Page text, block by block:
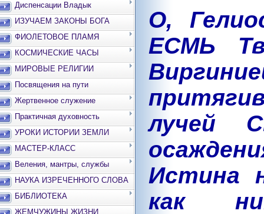
Диспенсации Владык
ИЗУЧАЕМ ЗАКОНЫ БОГА
ФИОЛЕТОВОЕ ПЛАМЯ
КОСМИЧЕСКИЕ ЧАСЫ
МИРОВЫЕ РЕЛИГИИ
Посвящения на пути
Жертвенное служение
Практичная духовность
УРОКИ ИСТОРИИ ЗЕМЛИ
МАСТЕР-КЛАСС
Веления, мантры, службы
НАУКА ИЗРЕЧЕННОГО СЛОВА
БИБЛИОТЕКА
ЖЕМЧУЖИНЫ ЖИЗНИ
О,
ЕСМЬ
лучей
Истина
как